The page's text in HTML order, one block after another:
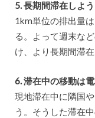
5. 長期間滞在しよう
1km単位の排出量
る。よって週末な
け、より長期間滞
6. 滞在中の移動は
現地滞在中に隣国
う。そうした滞在